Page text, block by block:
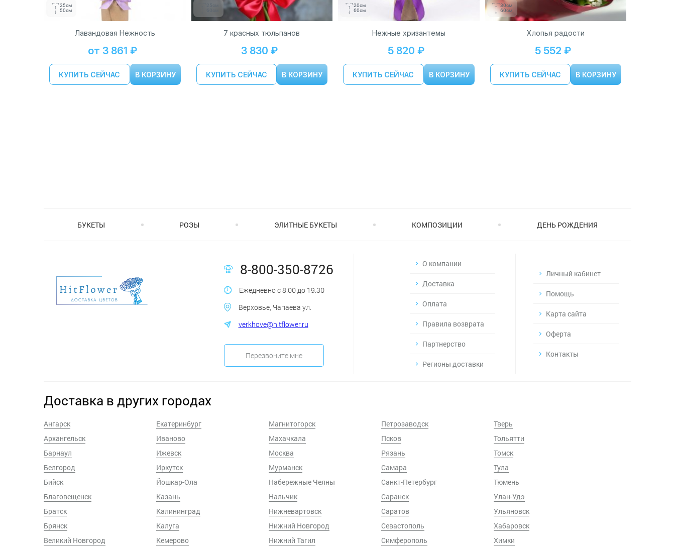
25см
50см
Лавандовая Нежность
от 3 861 ₽
КУПИТЬ СЕЙЧАС В КОРЗИНУ
7 красных тюльпанов
3 830 ₽
КУПИТЬ СЕЙЧАС В КОРЗИНУ
20см
60см
Нежные хризантемы
5 820 ₽
КУПИТЬ СЕЙЧАС В КОРЗИНУ
30см
60см
Хлопья радости
5 552 ₽
КУПИТЬ СЕЙЧАС В КОРЗИНУ
БУКЕТЫ РОЗЫ ЭЛИТНЫЕ БУКЕТЫ КОМПОЗИЦИИ ДЕНЬ РОЖДЕНИЯ
8-800-350-8726
Ежедневно с 8.00 до 19.30
Верховье, Чапаева ул.
verkhove@hitflower.ru
Перезвоните мне
О компании
Доставка
Оплата
Правила возврата
Партнерство
Регионы доставки
Личный кабинет
Помощь
Карта сайта
Оферта
Контакты
Доставка в других городах
Ангарск
Архангельск
Барнаул
Белгород
Бийск
Благовещенск
Братск
Брянск
Великий Новгород
Екатеринбург
Иваново
Ижевск
Иркутск
Йошкар-Ола
Казань
Калининград
Калуга
Кемерово
Магнитогорск
Махачкала
Москва
Мурманск
Набережные Челны
Нальчик
Нижневартовск
Нижний Новгород
Нижний Тагил
Петрозаводск
Псков
Рязань
Самара
Санкт-Петербург
Саранск
Саратов
Севастополь
Симферополь
Тверь
Тольятти
Томск
Тула
Тюмень
Улан-Удэ
Ульяновск
Хабаровск
Химки